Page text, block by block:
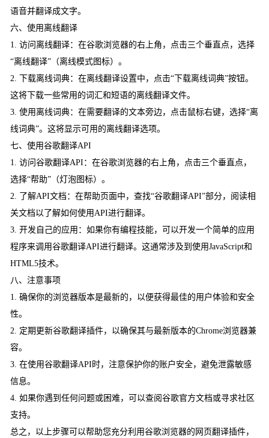
语音并翻译成文字。
六、使用离线翻译
1. 访问离线翻译：在谷歌浏览器的右上角，点击三个垂直点，选择
“离线翻译”（离线模式图标）。
2. 下载离线词典：在离线翻译设置中，点击“下载离线词典”按钮。
这将下载一些常用的词汇和短语的离线翻译文件。
3. 使用离线词典：在需要翻译的文本旁边，点击鼠标右键，选择“离
线词典”。这将显示可用的离线翻译选项。
七、使用谷歌翻译API
1. 访问谷歌翻译API：在谷歌浏览器的右上角，点击三个垂直点，
选择“帮助”（灯泡图标）。
2. 了解API文档：在帮助页面中，查找“谷歌翻译API”部分，阅读相
关文档以了解如何使用API进行翻译。
3. 开发自己的应用：如果你有编程技能，可以开发一个简单的应用
程序来调用谷歌翻译API进行翻译。这通常涉及到使用JavaScript和
HTML5技术。
八、注意事项
1. 确保你的浏览器版本是最新的，以便获得最佳的用户体验和安全
性。
2. 定期更新谷歌翻译插件，以确保其与最新版本的Chrome浏览器兼
容。
3. 在使用谷歌翻译API时，注意保护你的账户安全，避免泄露敏感
信息。
4. 如果你遇到任何问题或困难，可以查阅谷歌官方文档或寻求社区
支持。
总之，以上步骤可以帮助您充分利用谷歌浏览器的网页翻译插件，